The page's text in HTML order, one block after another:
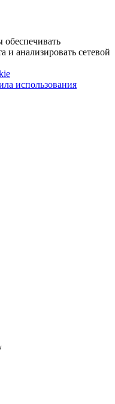
и анализировать сетевой
использования